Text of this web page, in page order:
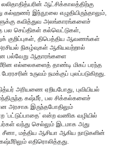
ஆட்சிக்காலத்திற்கு
இந்நூலை எழுதியிருந்தாலும்,
கவித்துவ அலங்காரங்களைச்
பல செய்திகள் கல்வெட்டுகள்,
குறிப்புகள், திபெத்திய ஆவணங்கள்
நிகழ்வுகள் ஆகியவற்றால்
பல்வேறு ஆதாரங்களை
எல்லைகளைத் தாண்டி மிகப் பரந்த
உருவம் நமக்குப் புலப்படுகிறது.
அரியணை ஏறியபோது, புவியியல்
கஷ்மீர், பல சிக்கல்களைச்
அரசாக இருந்தபோதிலும்
‘பட்டுப்பாதை’ என்ற வணிக வழியில்
வந்து செல்லும் இடமாக அது
சீனா, மத்திய ஆசியா ஆகிய நாடுகளின்
எதிரொலித்தது.